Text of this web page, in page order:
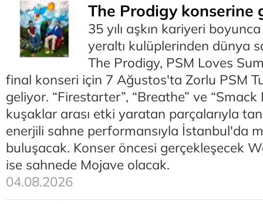
The Prodigy konserine
35 yılı aşkın kariyeri
yeraltı kulüplerinden dünya
The Prodigy, PSM Loves
final konseri için 7 Ağustos'ta Zorlu PSM
geliyor. “Firestarter”, “Breathe” ve
kuşaklar arası etki yaratan parçalarıyla
enerjili sahne performansıyla İstanbul'da
buluşacak. Konser öncesi gerçekleşecek
ise sahnede Mojave olacak.
04.08.2026